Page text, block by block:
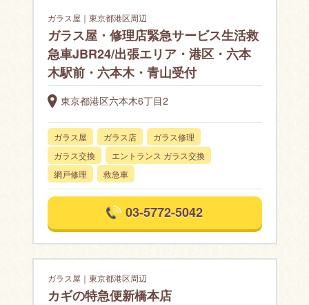
ガラス屋｜東京都港区周辺
ガラス屋・修理店緊急サービス生活救
急車JBR24/出張エリア・港区・六本
木駅前・六本木・青山受付
東京都港区六本木6丁目2
ガラス屋 ガラス店
ガラス修理
ガラス交換
エントランス ガラス交換
網戸修理
救急車
03-5772-5042
ガラス屋｜東京都港区周辺
カギの特急便新橋本店